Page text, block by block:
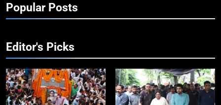
और कानपुर के लिए बस सेवाओं का
11
बिहार विस चुनाव : सभी 90 हजार 712
बूथों से लाइव वेब कास्टिंग की तैयारी
NATIONAL POLITICS
Popular Posts
Editor's Picks